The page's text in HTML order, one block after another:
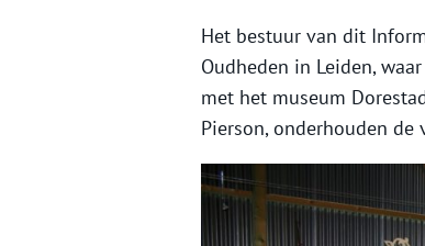
Het bestuur van dit
Oudheden in Leiden,
met het museum
Pierson, onderhouden